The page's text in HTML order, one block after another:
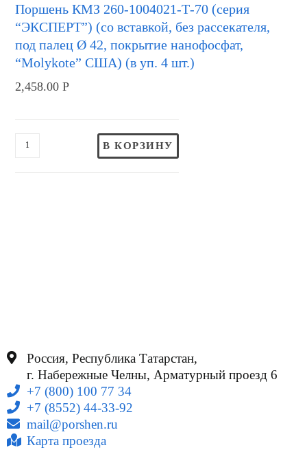
Поршень КМЗ 260-1004021-Т-70 (серия
“ЭКСПЕРТ”) (со вставкой, без рассекателя,
под палец Ø 42, покрытие нанофосфат,
“Molykote” США) (в уп. 4 шт.)
2,458.00Р
В КОРЗИНУ
Россия, Республика Татарстан,
г. Набережные Челны, Арматурный проезд 6
+7 (800) 100 77 34
+7 (8552) 44-33-92
mail@porshen.ru
Карта проезда